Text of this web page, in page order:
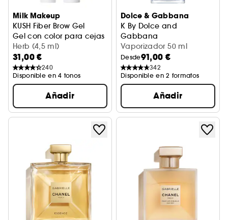
Milk Makeup
KUSH Fiber Brow Gel
Gel con color para cejas
Herb (4,5 ml)
31,00 €
240
Disponible en 4 tonos
Añadir
Dolce & Gabbana
K By Dolce and
Gabbana
Eau de Toilette
Vaporizador 50 ml
Desde91,00 €
342
Disponible en 2 formatos
Añadir